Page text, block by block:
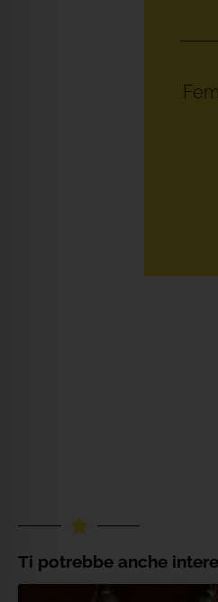
Ti potrebbe anche